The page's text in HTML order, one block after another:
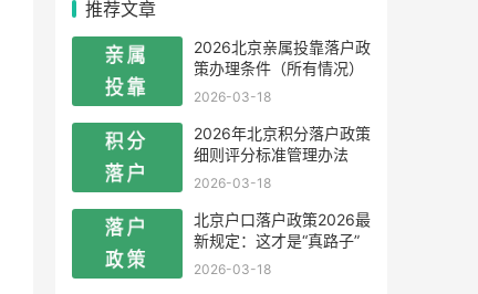
推荐文章
2026北京亲属投靠落户政
策办理条件（所有情况）
2026-03-18
2026年北京积分落户政策
细则评分标准管理办法
2026-03-18
北京户口落户政策2026最
新规定：这才是“真路子”
2026-03-18